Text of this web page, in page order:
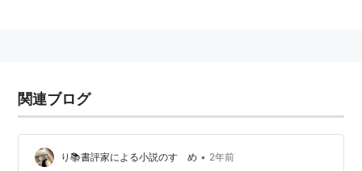
関連ブログ
り📚書評家による小説のすゝめ • 2年前